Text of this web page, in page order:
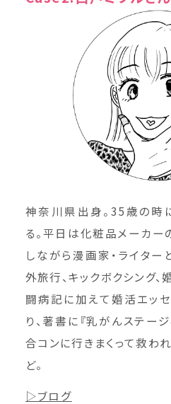
神奈川県出身。35歳の時
る。平日は化粧品メーカー
しながら漫画家・ライター
外旅行、キックボクシング、
闘病記に加えて婚活エッ
り、著書に『乳がんステー
合コンに行きまくって救われ
ど。
▷ブログ